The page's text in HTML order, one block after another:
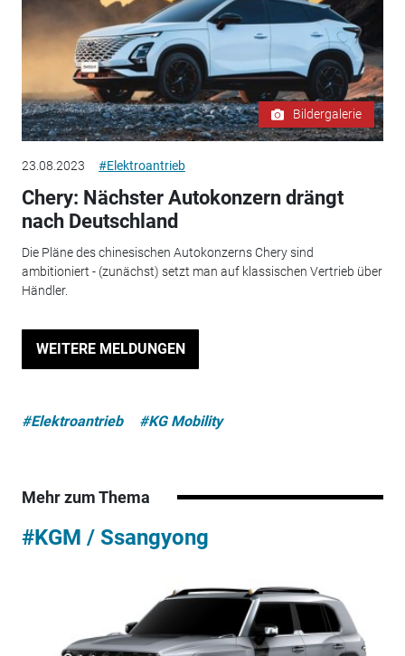
Bildergalerie
23.08.2023 #Elektroantrieb
Chery: Nächster Autokonzern drängt
nach Deutschland
Die Pläne des chinesischen Autokonzerns Chery sind
ambitioniert - (zunächst) setzt man auf klassischen Vertrieb über
Händler.
WEITERE MELDUNGEN
#Elektroantrieb #KG Mobility
Mehr zum Thema
#KGM / Ssangyong